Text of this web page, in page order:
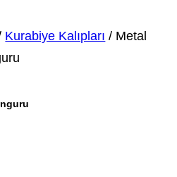
Kurabiye Kalıpları / Metal